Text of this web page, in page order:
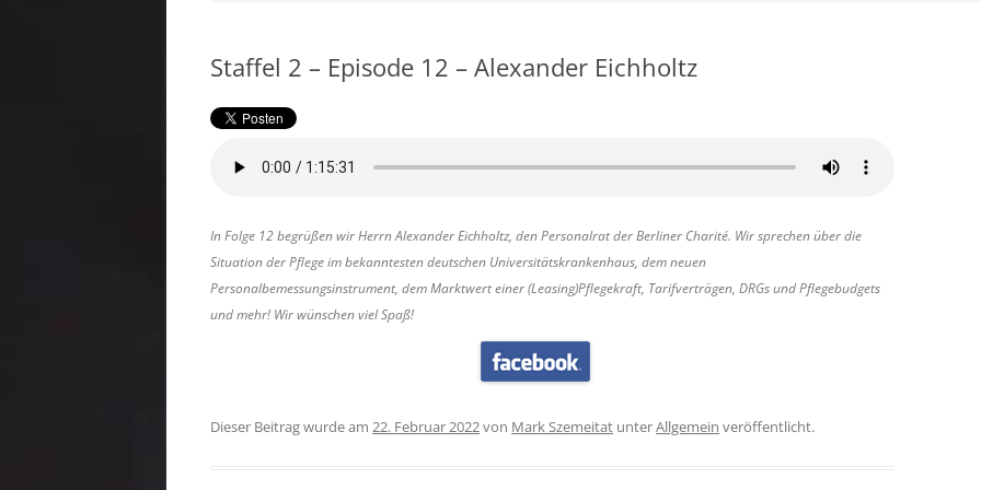
Staffel 2 – Episode 12 – Alexander Eichholtz
In Folge 12 begrüßen wir Herrn Alexander Eichholtz, den Personalrat der Berliner Charité. Wir sprechen über die
Situation der Pflege im bekanntesten deutschen Universitätskrankenhaus, dem neuen
Personalbemessungsinstrument, dem Marktwert einer (Leasing)Pflegekraft, Tarifverträgen, DRGs und Pflegebudgets
und mehr! Wir wünschen viel Spaß!
Dieser Beitrag wurde am 22. Februar 2022von Mark Szemeitat unterAllgemein veröffentlicht.